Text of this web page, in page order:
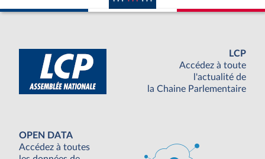
LCP
Accédez à toute
l'actualité de
la Chaine Parlementaire
OPEN DATA
Accédez à toutes